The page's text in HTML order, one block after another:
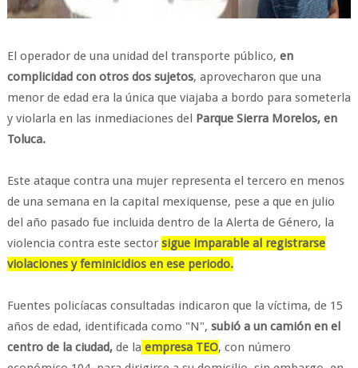
El operador de una unidad del transporte público, en
complicidad con otros dos sujetos, aprovecharon que una
menor de edad era la única que viajaba a bordo para someterla
y violarla en las inmediaciones del Parque Sierra Morelos, en
Toluca.
Este ataque contra una mujer representa el tercero en menos
de una semana en la capital mexiquense, pese a que en julio
del año pasado fue incluida dentro de la Alerta de Género, la
violencia contra este sector sigue imparable al registrarse
violaciones y feminicidios en ese periodo.
Fuentes policíacas consultadas indicaron que la víctima, de 15
años de edad, identificada como "N", subió a un camión en el
centro de la ciudad, de la empresa TEO, con número